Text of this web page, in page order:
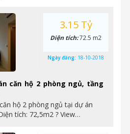
căn hộ 2 phòng ngủ, tầng
hộ 2 phòng ngủ tại dự án
tích: 72,5m2 ? View…
3.15 Tỷ
Diện tích:72.5 m2
Ngày đăng: 18-10-2018